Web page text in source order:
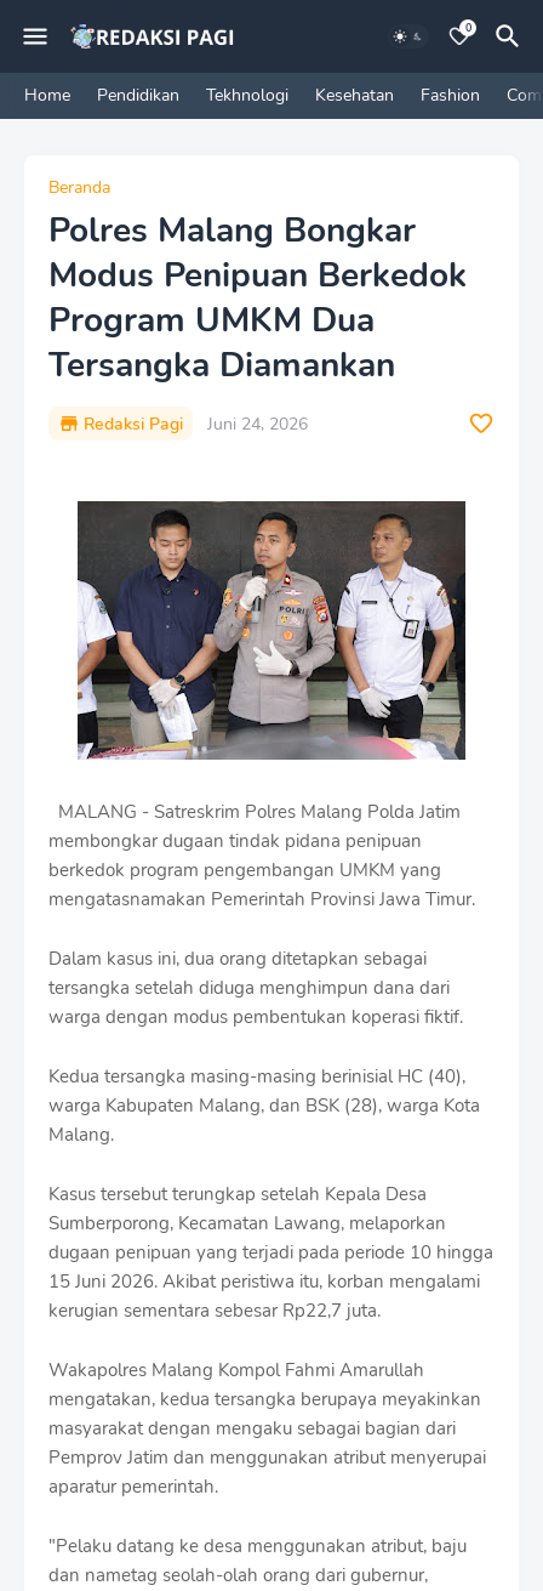
0
Home Pendidikan Tekhnologi Kesehatan Fashion
Beranda
Polres Malang Bongkar
Modus Penipuan Berkedok
Program UMKM Dua
Tersangka Diamankan
Redaksi Pagi Juni 24, 2026
MALANG - Satreskrim Polres Malang Polda Jatim
membongkar dugaan tindak pidana penipuan
berkedok program pengembangan UMKM yang
mengatasnamakan Pemerintah Provinsi Jawa Timur.
Dalam kasus ini, dua orang ditetapkan sebagai
tersangka setelah diduga menghimpun dana dari
warga dengan modus pembentukan koperasi fiktif.
Kedua tersangka masing-masing berinisial HC (40),
warga Kabupaten Malang, dan BSK (28), warga Kota
Malang.
Kasus tersebut terungkap setelah Kepala Desa
Sumberporong, Kecamatan Lawang, melaporkan
dugaan penipuan yang terjadi pada periode 10 hingga
15 Juni 2026. Akibat peristiwa itu, korban mengalami
kerugian sementara sebesar Rp22,7 juta.
Wakapolres Malang Kompol Fahmi Amarullah
mengatakan, kedua tersangka berupaya meyakinkan
masyarakat dengan mengaku sebagai bagian dari
Pemprov Jatim dan menggunakan atribut menyerupai
aparatur pemerintah.
"Pelaku datang ke desa menggunakan atribut, baju
dan nametag seolah-olah orang dari gubernur,
D
e
s
i
g
W
i
h
h
r
f
T
e
m
p
l
a
s